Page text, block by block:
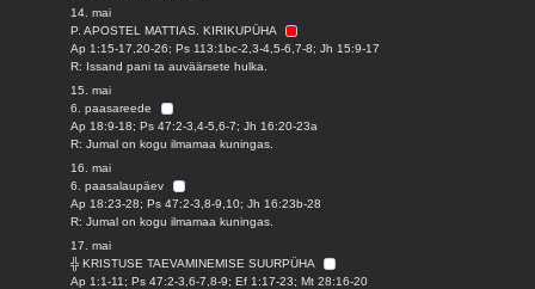
14. mai
P. APOSTEL MATTIAS. KIRIKUPÜHA
Ap 1:15-17,20-26; Ps 113:1bc-2,3-4,5-6,7-8; Jh 15:9-17
R: Issand pani ta auväärsete hulka.
15. mai
6. paasareede
Ap 18:9-18; Ps 47:2-3,4-5,6-7; Jh 16:20-23a
R: Jumal on kogu ilmamaa kuningas.
16. mai
6. paasalaupäev
Ap 18:23-28; Ps 47:2-3,8-9,10; Jh 16:23b-28
R: Jumal on kogu ilmamaa kuningas.
17. mai
╬ KRISTUSE TAEVAMINEMISE SUURPÜHA
Ap 1:1-11; Ps 47:2-3,6-7,8-9; Ef 1:17-23; Mt 28:16-20